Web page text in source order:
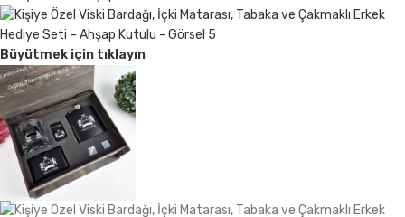
Büyütmek için tıklayın